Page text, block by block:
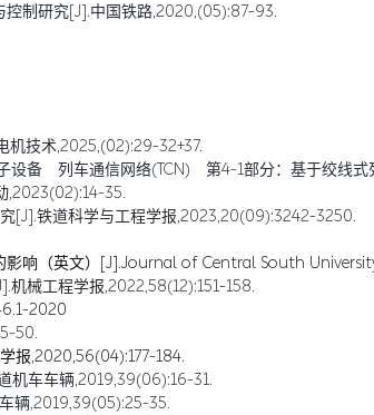
控制研究[J].中国铁路,2020,(05):87-93.
机技术,2025,(02):29-32+37.
设备 列车通信网络(TCN) 第4-1部分：基于绞线
,2023(02):14-35.
[J].铁道科学与工程学报,2023,20(09):3242-3250.
响（英文）[J].Journal of Central South
机械工程学报,2022,58(12):151-158.
2020
50.
报,2020,56(04):177-184.
机车车辆,2019,39(06):16-31.
辆,2019,39(05):25-35.